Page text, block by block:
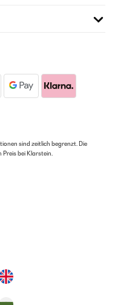
sind zeitlich begrenzt. Die
bei Klarstein.